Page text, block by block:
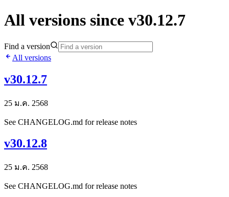
All versions since v30.12.7
Find a version
All versions
v30.12.7
25 ม.ค. 2568
See CHANGELOG.md for release notes
v30.12.8
25 ม.ค. 2568
See CHANGELOG.md for release notes